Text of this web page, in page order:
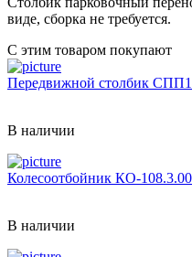
виде, сборка не требуется.
С этим товаром покупают
Передвижной столбик
В наличии
Колесоотбойник КО-
В наличии